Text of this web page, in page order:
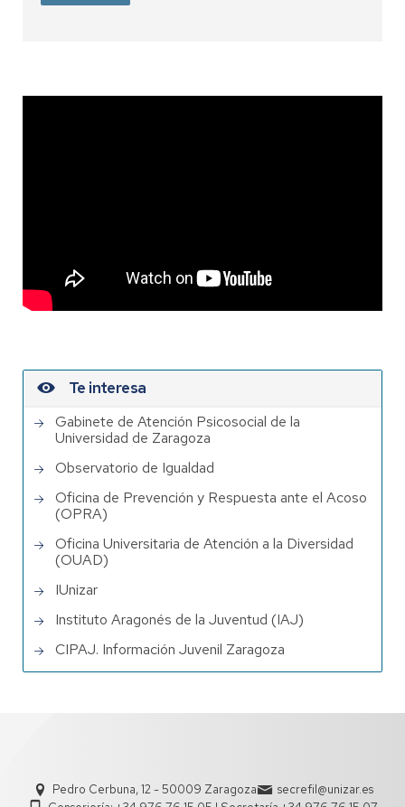
Te interesa
Gabinete de Atención Psicosocial de la
Universidad de Zaragoza
Observatorio de Igualdad
Oficina de Prevención y Respuesta ante el Acoso
(OPRA)
Oficina Universitaria de Atención a la Diversidad
(OUAD)
IUnizar
Instituto Aragonés de la Juventud (IAJ)
CIPAJ. Información Juvenil Zaragoza
Pedro Cerbuna, 12 - 50009 Zaragoza
secrefil@unizar.es